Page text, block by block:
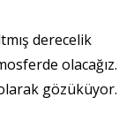
derecelik
olacağız.
olarak